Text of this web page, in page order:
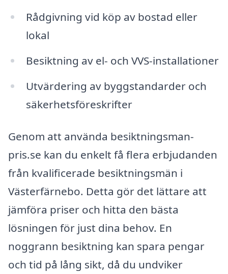
Rådgivning vid köp av bostad eller
lokal
Besiktning av el- och VVS-installationer
Utvärdering av byggstandarder och
säkerhetsföreskrifter
Genom att använda besiktningsman-
pris.se kan du enkelt få flera erbjudanden
från kvalificerade besiktningsmän i
Västerfärnebo. Detta gör det lättare att
jämföra priser och hitta den bästa
lösningen för just dina behov. En
noggrann besiktning kan spara pengar
och tid på lång sikt, då du undviker